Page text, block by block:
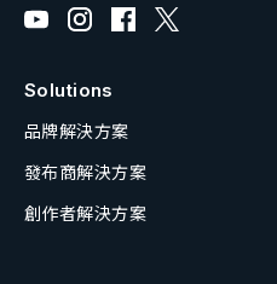
Solutions
品牌解決方案
發布商解決方案
創作者解決方案